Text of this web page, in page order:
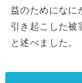
益のためになに
引き起こした被
と述べました。